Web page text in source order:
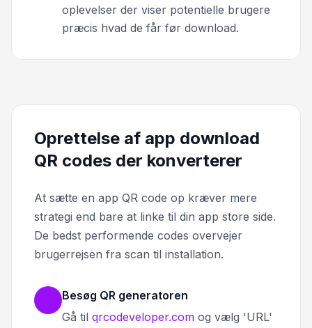
oplevelser der viser potentielle brugere
præcis hvad de får før download.
Oprettelse af app download
QR codes der konverterer
At sætte en app QR code op kræver mere
strategi end bare at linke til din app store side.
De bedst performende codes overvejer
brugerrejsen fra scan til installation.
Besøg QR generatoren
Gå til qrcodeveloper.com og vælg 'URL'